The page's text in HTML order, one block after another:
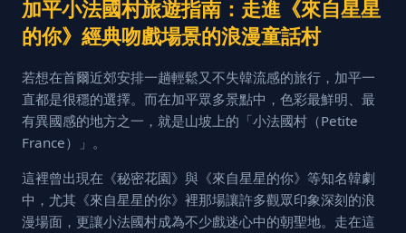
加平小法國村旅遊指南：走進《來自星星
的你》經典吻戲場景的浪漫童話村
若想在首爾近郊安排一趟輕鬆又不失韓流感的旅行，加平一
直都是很穩的選擇。而在加平眾多景點中，色彩最鮮明、最
有異國感的地方之一，就是山坡上的「小法國村（Petite
France）」。
這裡曾出現在《秘密花園》與《來自星星的你》等知名韓劇
中，尤其《來自星星的你》裡那場讓許多觀眾印象深刻的浪
漫場面，更讓小法國村成為不少戲迷心中的朝聖地。走在這